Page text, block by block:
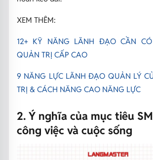
XEM THÊM:
12+ KỸ NĂNG LÃNH ĐẠO CẦN
QUẢN TRỊ CẤP CAO
9 NĂNG LỰC LÃNH ĐẠO QUẢN LÝ
TRỊ & CÁCH NĂNG CAO NĂNG LỰC
2. Ý nghĩa của mục tiêu
công việc và cuộc sống